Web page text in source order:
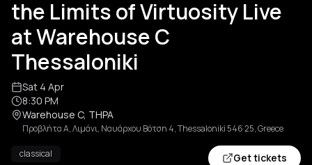
the Limits of Virtuosity Live
at Warehouse C
Thessaloniki
Sat 4 Apr
8:30 PM
Warehouse C, THPA
Προβλήτα Α, Λιμάνι, Ναυάρχου Βότση 4, Thessaloniki 546 25, Greece
classical Get tickets